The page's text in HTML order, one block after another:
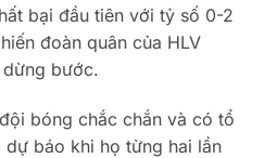
bại đầu tiên với tỷ số 0-2
đoàn quân của HLV
dừng bước.
bóng chắc chắn và có tổ
báo khi họ từng hai lần